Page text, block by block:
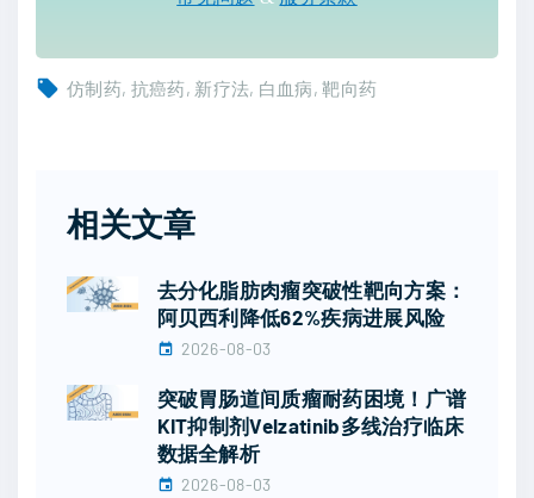
仿制药 抗癌药 新疗法 白血病 靶向药
相关文章
去分化脂肪肉瘤突破性靶向方案：
阿贝西利降低62%疾病进展风险
2026-08-03
突破胃肠道间质瘤耐药困境！广谱
KIT抑制剂Velzatinib多线治疗临床
数据全解析
2026-08-03